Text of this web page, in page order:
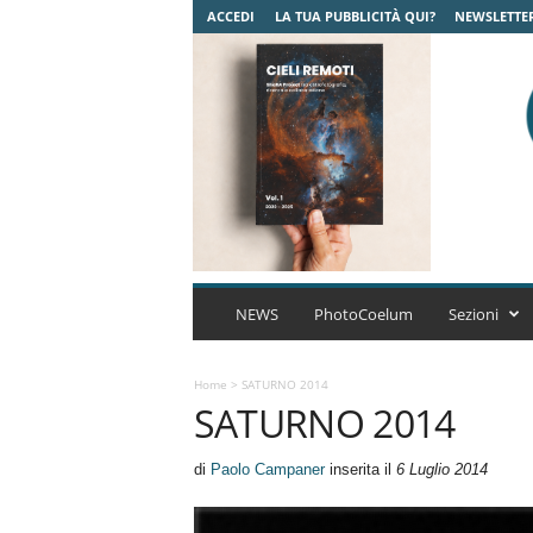
ACCEDI LA TUA PUBBLICITÀ QUI?
C
A
t
r
NEWS PhotoCoelum Sezioni
Home > SATURNO 2014
SATURNO 2014
di Paolo Campanerinserita il 6 Luglio 2014